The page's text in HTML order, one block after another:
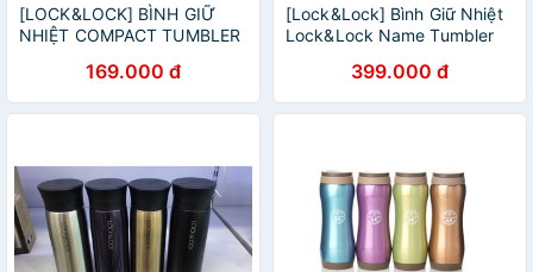
[LOCK&LOCK] BÌNH GIỮ
NHIỆT COMPACT TUMBLER
LHC4133169.000 đ
[Lock&Lock] Bình Giữ Nhiệt
Lock&Lock Name Tumbler
399.000 đ